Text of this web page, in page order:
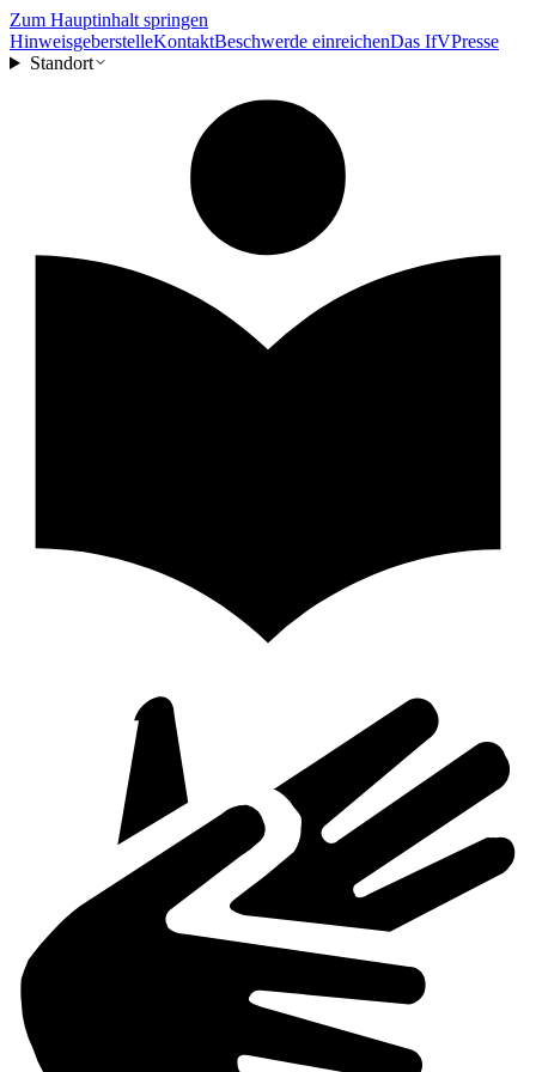
Zum Hauptinhalt springen
HinweisgeberstelleKontaktBeschwerde einreichenDas IfVPresse
Standort